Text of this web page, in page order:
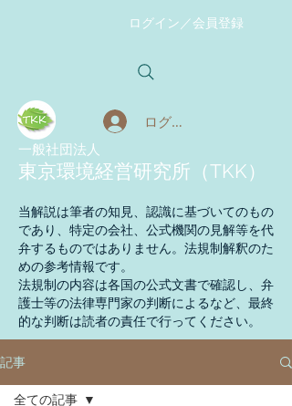
ログイン／会員登録
ログイン
​一般社団法人
東京環境経営研究所（TKK）
当解説は筆者の知見、認識に基づいてのもの
であり、特定の会社、公式機関の見解等を代
弁するものではありません。法規制解釈のた
めの参考情報です。
法規制の内容は各国の公式文書で確認し、弁
護士等の法律専門家の判断によるなど、最終
的な判断は読者の責任で行ってください。
記事
全ての記事